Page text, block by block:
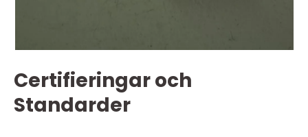
Certifieringar och
Standarder